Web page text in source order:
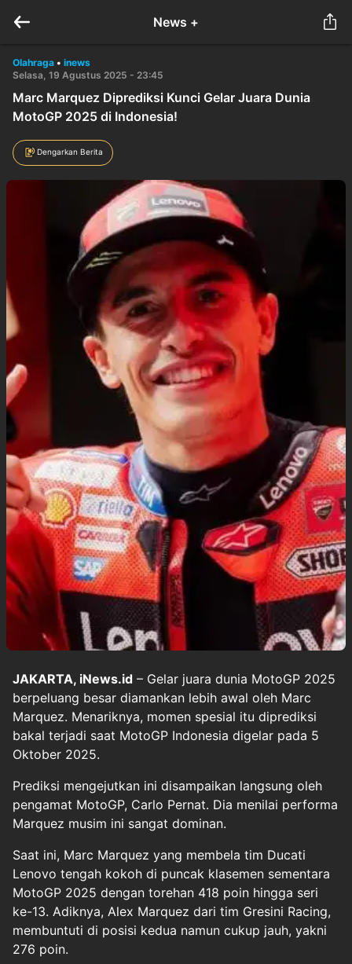
News +
Olahraga • inews
Selasa, 19 Agustus 2025 - 23:45
Marc Marquez Diprediksi Kunci Gelar Juara Dunia
MotoGP 2025 di Indonesia!
Dengarkan Berita
JAKARTA, iNews.id – Gelar juara dunia MotoGP 2025
berpeluang besar diamankan lebih awal oleh Marc
Marquez. Menariknya, momen spesial itu diprediksi
bakal terjadi saat MotoGP Indonesia digelar pada 5
Oktober 2025.
Prediksi mengejutkan ini disampaikan langsung oleh
pengamat MotoGP, Carlo Pernat. Dia menilai performa
Marquez musim ini sangat dominan.
Saat ini, Marc Marquez yang membela tim Ducati
Lenovo tengah kokoh di puncak klasemen sementara
MotoGP 2025 dengan torehan 418 poin hingga seri
ke-13. Adiknya, Alex Marquez dari tim Gresini Racing,
membuntuti di posisi kedua namun cukup jauh, yakni
276 poin.